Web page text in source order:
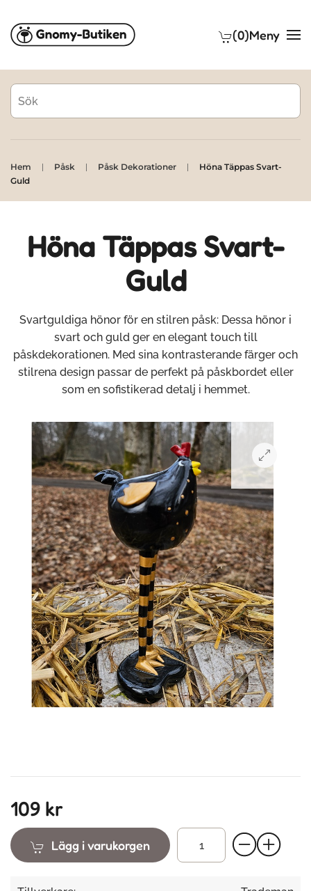
Skip to main content (0)Meny
Hem Påsk Påsk Dekorationer
Höna Täppas Svart-
Guld
Höna Täppas Svart-
Guld
Svartguldiga hönor för en stilren påsk: Dessa hönor i
svart och guld ger en elegant touch till
påskdekorationen. Med sina kontrasterande färger och
stilrena design passar de perfekt på påskbordet eller
som en sofistikerad detalj i hemmet.
109 kr
Lägg i varukorgen